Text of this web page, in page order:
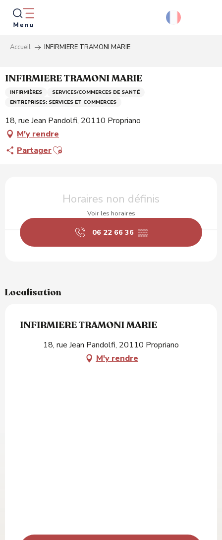
Aller
contenu
principal
Accueil INFIRMIERE TRAMONI MARIE
INFIRMIERE TRAMONI MARIE
INFIRMIÈRES
SERVICES/COMMERCES DE SANTÉ
ENTREPRISES: SERVICES ET COMMERCES
18, rue Jean Pandolfi, 20110 Propriano
M'y rendre
PartagerAjouter aux favoris
Horaires non définis
Voir les horaires
06 22 66 36 ▒▒
Localisation
INFIRMIERE TRAMONI MARIE
18, rue Jean Pandolfi, 20110 Propriano
M'y rendre